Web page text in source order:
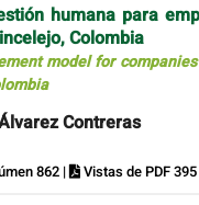
humana para
Colombia
model for
Contreras
862 | Vistas de PDF